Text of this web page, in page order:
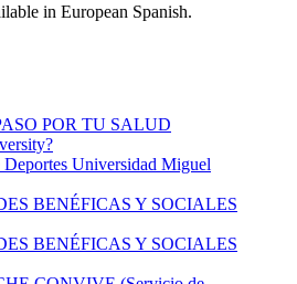
in European Spanish.
POR TU SALUD
Universidad Miguel
BENÉFICAS Y SOCIALES
BENÉFICAS Y SOCIALES